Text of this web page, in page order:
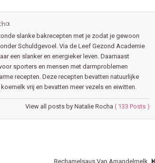
slanke bakrecepten met je zodat je gewoon
Schuldgevoel. Via de Leef Gezond Academie
een slanker en energieker leven. Daarnaast
sporters en mensen met darmproblemen
recepten. Deze recepten bevatten natuurlijke
vrij en bevatten meer vezels en eiwitten.
View all posts by Natalie Rocha ( 133 Posts )
Bechamelsaus Van Amandelmelk